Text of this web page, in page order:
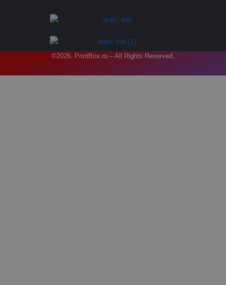
©2026. PrintBox.ro – All Rights Reserved.